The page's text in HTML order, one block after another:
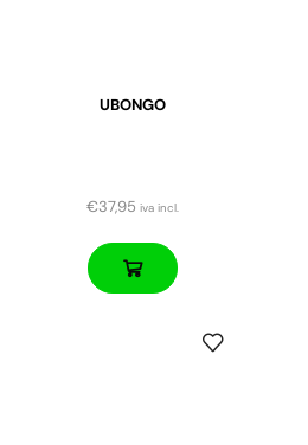
UBONGO
€37,95 iva incl.